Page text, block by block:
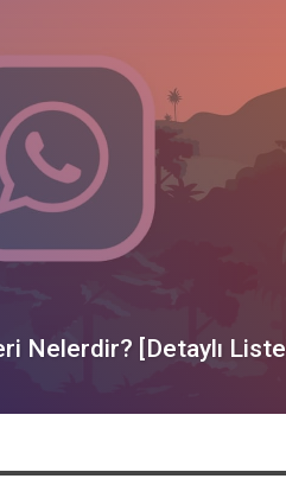
Nelerdir? [Detaylı Liste]